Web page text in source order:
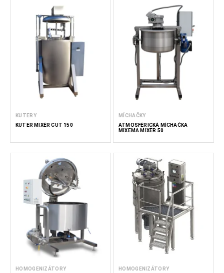
KUTERY
KUTER MIXÉR CUT 150
MÍCHAČKY
ATMOSFÉRICKÁ MÍCHAČKA
MIXEMA MIXER 50
HOMOGENIZÁTORY
HOMOGENIZÁTORY